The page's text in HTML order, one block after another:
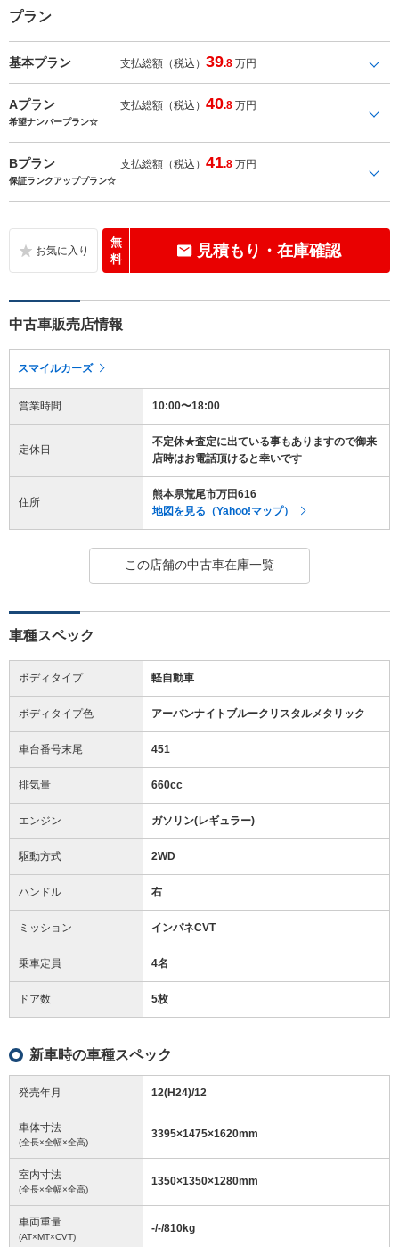
プラン
基本プラン 支払総額（税込）39.8 万円
Aプラン 支払総額（税込）40.8 万円
希望ナンバープラン☆
Bプラン 支払総額（税込）41.8 万円
保証ランクアッププラン☆
無
料
見積もり・在庫確認
中古車販売店情報
スマイルカーズ
営業時間 10:00〜18:00
定休日
不定休★査定に出ている事もありますので御来
店時はお電話頂けると幸いです
住所
熊本県荒尾市万田616
地図を見る（Yahoo!マップ）
この店舗の中古車在庫一覧
車種スペック
ボディタイプ 軽自動車
ボディタイプ色 アーバンナイトブルークリスタルメタリック
車台番号末尾 451
排気量 660cc
エンジン ガソリン(レギュラー)
駆動方式 2WD
ハンドル 右
ミッション インパネCVT
乗車定員 4名
ドア数 5枚
新車時の車種スペック
発売年月 12(H24)/12
車体寸法
(全長×全幅×全高)
3395×1475×1620mm
室内寸法
(全長×全幅×全高)
1350×1350×1280mm
車両重量
(AT×MT×CVT)
-/-/810kg